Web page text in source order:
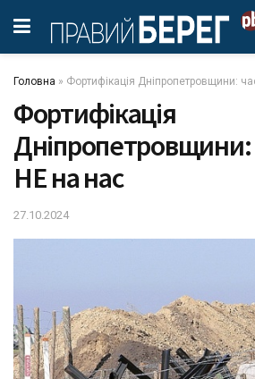
Головна » Фортифікація Дніпропетровщини:
Фортифікація
НЕ на нас
27.10.2024